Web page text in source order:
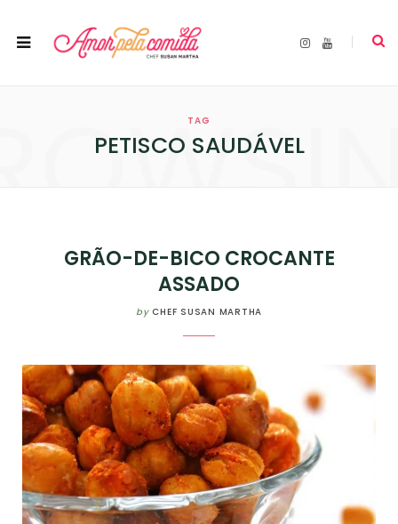
I
Y
TAG
PETISCO SAUDÁVEL
GRÃO-DE-BICO CROCANTE
ASSADO
by CHEF SUSAN MARTHA